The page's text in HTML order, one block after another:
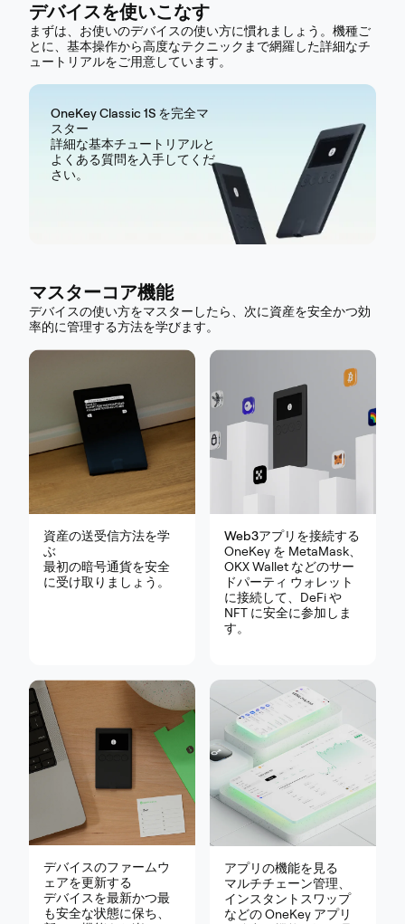
デバイスを使いこなす
まずは、お使いのデバイスの使い方に慣れましょう。機種ご
とに、基本操作から高度なテクニックまで網羅した詳細なチ
ュートリアルをご用意しています。
OneKey Classic 1S を完全マ
スター
詳細な基本チュートリアルと
よくある質問を入手してくだ
さい。
マスターコア機能
デバイスの使い方をマスターしたら、次に資産を安全かつ効
率的に管理する方法を学びます。
資産の送受信方法を学
ぶ
最初の暗号通貨を安全
に受け取りましょう。
Web3アプリを接続する
OneKey を MetaMask、
OKX Wallet などのサー
ドパーティ ウォレット
に接続して、DeFi や
NFT に安全に参加しま
す。
デバイスのファームウ
ェアを更新する
デバイスを最新かつ最
も安全な状態に保ち、
アプリの機能を見る
マルチチェーン管理、
インスタントスワップ
などの OneKey アプリ